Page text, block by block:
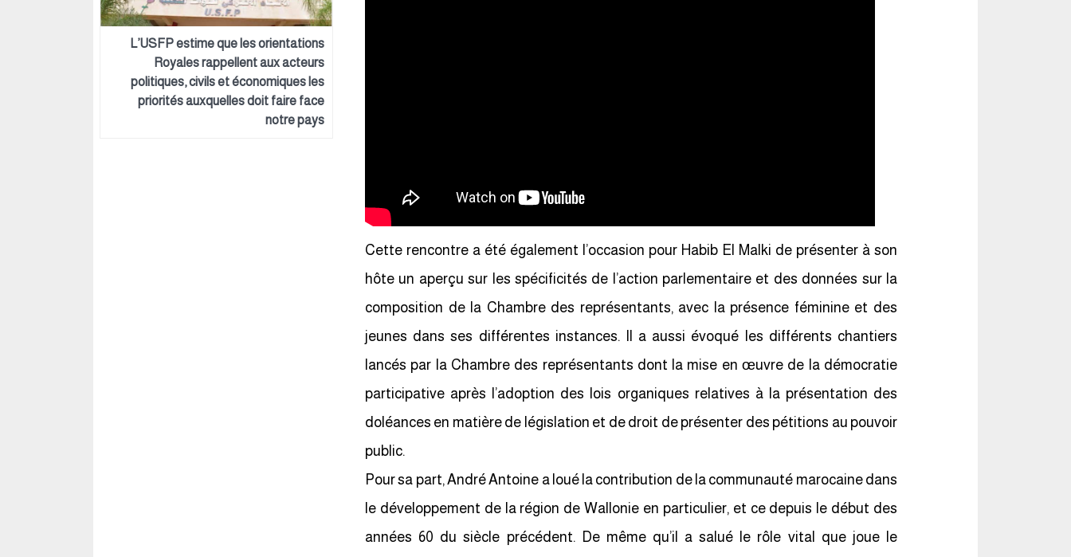
Cette rencontre a été également l’occasion pour Habib El Malki de présenter à son
hôte un aperçu sur les spécificités de l’action parlementaire et des données sur la
composition de la Chambre des représentants, avec la présence féminine et des
jeunes dans ses différentes instances. Il a aussi évoqué les différents chantiers
lancés par la Chambre des représentants dont la mise en œuvre de la démocratie
participative après l’adoption des lois organiques relatives à la présentation des
doléances en matière de législation et de droit de présenter des pétitions au pouvoir
public.
Pour sa part, André Antoine a loué la contribution de la communauté marocaine dans
le développement de la région de Wallonie en particulier, et ce depuis le début des
années 60 du siècle précédent. De même qu’il a salué le rôle vital que joue le
L’USFP estime que les orientations
Royales rappellent aux acteurs
politiques, civils et économiques les
priorités auxquelles doit faire face
notre pays